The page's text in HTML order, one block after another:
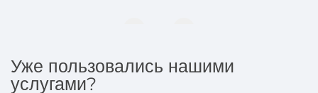
Уже пользовались нашими
услугами?